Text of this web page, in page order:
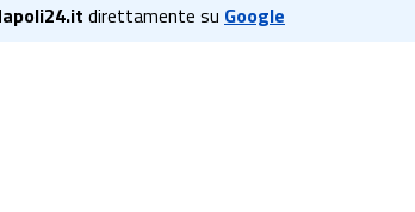
direttamente su Google